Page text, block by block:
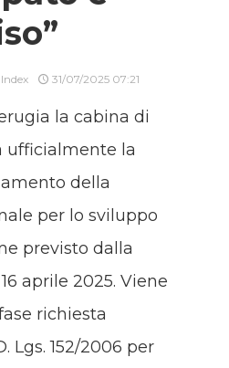
Index 31/07/2025 07:21
la cabina di
ufficialmente la
della
per lo sviluppo
previsto dalla
aprile 2025. Viene
richiesta
Lgs. 152/2006 per